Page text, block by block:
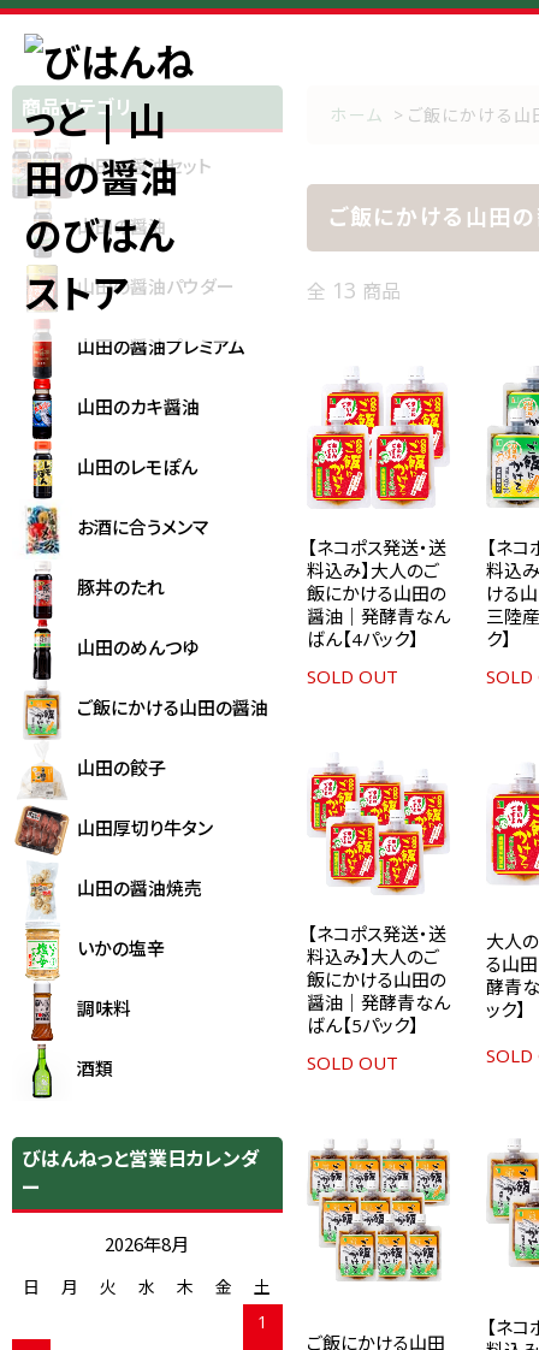
ホーム > ご飯にかける
ご飯にかける山田
全 13 商品
【ネコポス発送・送
料込み】大人のご
飯にかける山田の
醤油｜発酵青なん
ばん【4パック】
SOLD OUT
【ネ
料込
ける
三陸
ク】
【ネコポス発送・送
料込み】大人のご
飯にかける山田の
醤油｜発酵青なん
ばん【5パック】
SOLD OUT
大人
る山
酵青
ック】
ご飯にかける山田
【ネ
商品カテゴリ
山田の醤油セット
山田の醤油
山田の醤油パウダー
山田の醤油プレミアム
山田のカキ醤油
山田のレモぽん
お酒に合うメンマ
豚丼のたれ
山田のめんつゆ
ご飯にかける山田の醤油
山田の餃子
山田厚切り牛タン
山田の醤油焼売
いかの塩辛
調味料
酒類
びはんねっと営業日カレンダ
ー
2026年8月
日 月 火 水 木 金
土
1